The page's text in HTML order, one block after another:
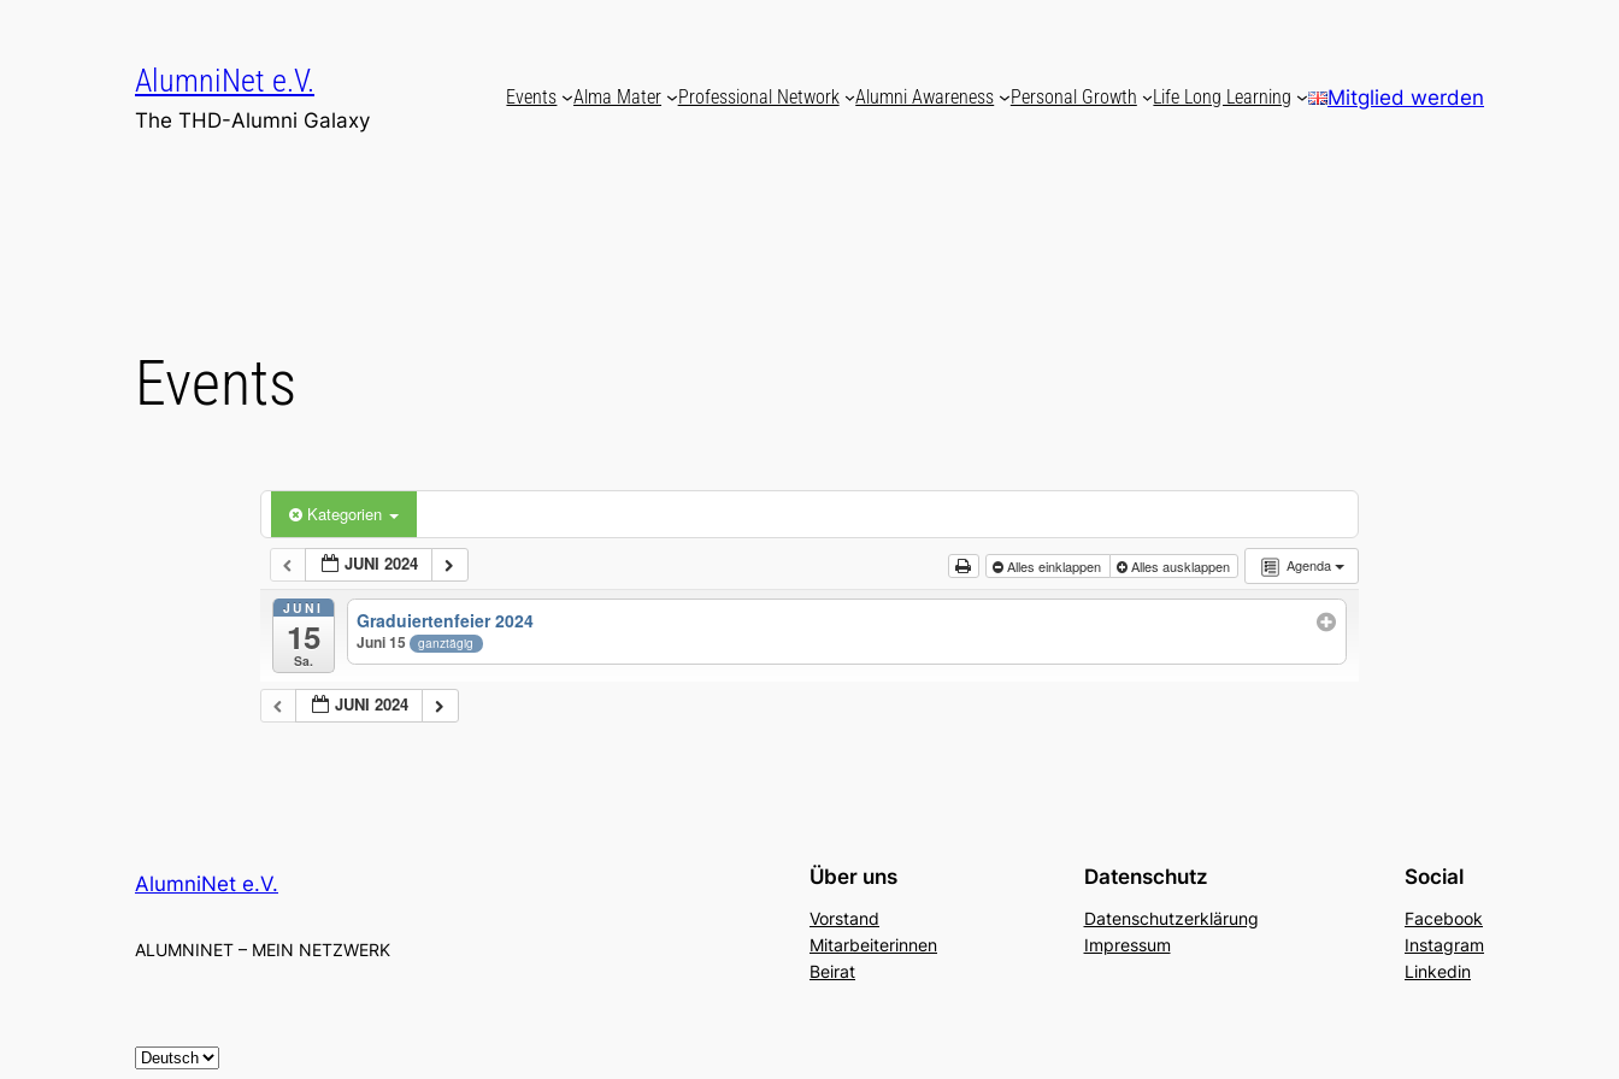
AlumniNet e.V.
The THD-Alumni Galaxy
Events Alma Mater Professional Network Alumni Awareness Personal Growth Life Long Learning Mitglied werden
Events
Kategorien
Agenda
JUNI 2024 Alles einklappen Alles ausklappen
JUNI
15
Sa.
Graduiertenfeier 2024
Juni 15 ganztägig
JUNI 2024
AlumniNet e.V.
ALUMNINET – MEIN NETZWERK
S
Über uns
Vorstand
Mitarbeiterinnen
Beirat
Datenschutz
Datenschutzerklärung
Impressum
Social
Facebook
Instagram
Linkedin